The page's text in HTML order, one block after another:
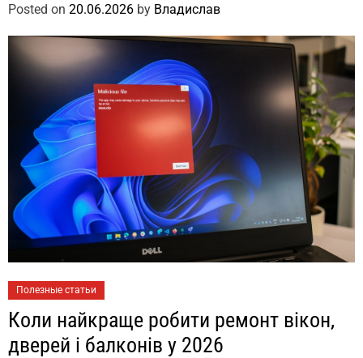
Posted on 20.06.2026 by Владислав
Полезные статьи
Коли найкраще робити ремонт вікон,
дверей і балконів у 2026